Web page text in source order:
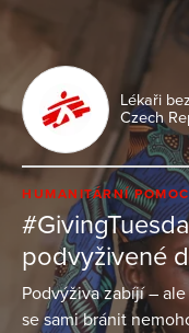
Lékaři
Czech
HUMANITÁRNÍ
podvyživené
Podvýživa zabíjí –
se sami bránit